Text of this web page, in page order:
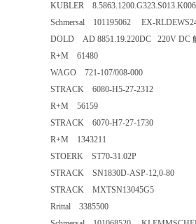
KUBLER 8.5863.1200.G323.S013.K006
Schmersal 101195062 EX-
DOLD AD 8851.19.220DC 220V DC
R+M 61480
WAGO 721-107/008-000
STRACK 6080-H5-27-2312
R+M 56159
STRACK 6070-H7-27-1730
R+M 1343211
STOERK ST70-31.02P
STRACK SN1830D-ASP-12,0-80
STRACK MXTSN13045G5
Rrittal 3385500